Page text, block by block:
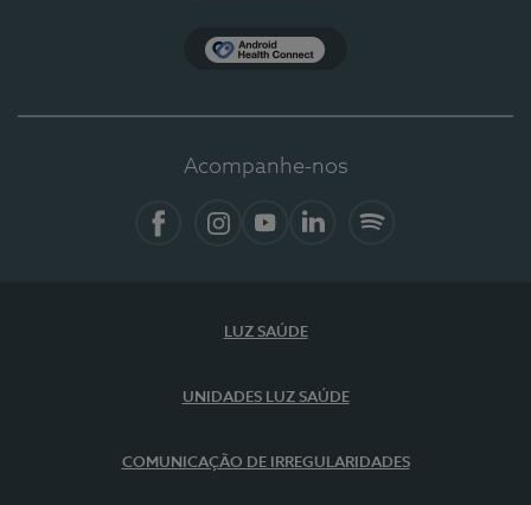
Acompanhe-nos
LUZ SAÚDE
UNIDADES LUZ SAÚDE
COMUNICAÇÃO DE IRREGULARIDADES